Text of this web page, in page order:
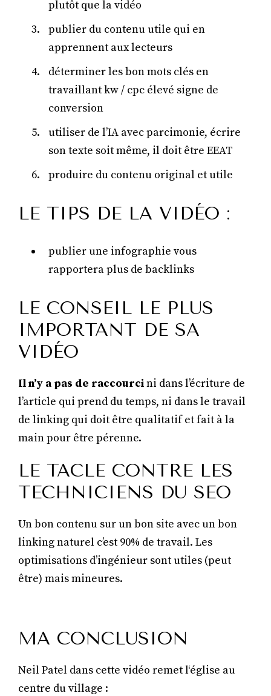
plutôt que la vidéo
publier du contenu utile qui en
apprennent aux lecteurs
déterminer les bon mots clés en
travaillant kw / cpc élevé signe de
conversion
utiliser de l’IA avec parcimonie, écrire
son texte soit même, il doit être EEAT
produire du contenu original et utile
LE TIPS DE LA VIDÉO :
publier une infographie vous
rapportera plus de backlinks
LE CONSEIL LE PLUS
IMPORTANT DE SA
VIDÉO
Il n’y a pas de raccourcini dans l’écriture de
l’article qui prend du temps, ni dans le travail
de linking qui doit être qualitatif et fait à la
main pour être pérenne.
LE TACLE CONTRE LES
TECHNICIENS DU SEO
Un bon contenu sur un bon site avec un bon
linking naturel c’est 90% de travail. Les
optimisations d’ingénieur sont utiles (peut
être) mais mineures.
MA CONCLUSION
Neil Patel dans cette vidéo remet l‘église au
centre du village :